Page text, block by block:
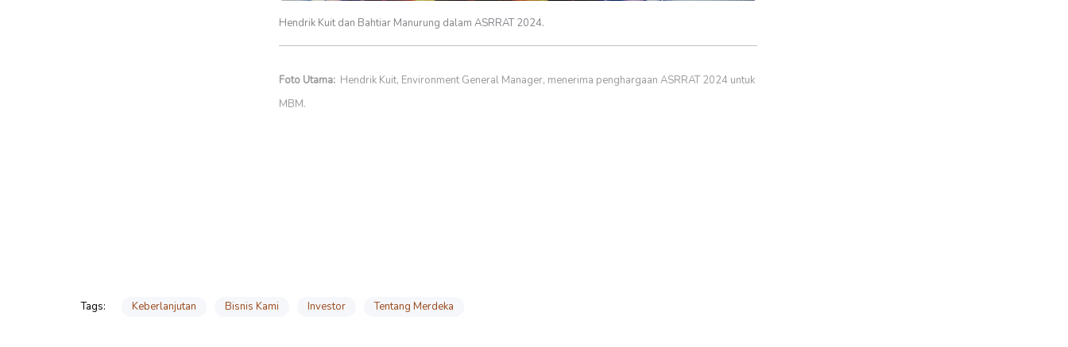
Hendrik Kuit dan Bahtiar Manurung dalam ASRRAT 2024.
Foto Utama: Hendrik Kuit, Environment General Manager, menerima penghargaan ASRRAT 2024 untuk
MBM.
Tags: Keberlanjutan Bisnis Kami Investor Tentang Merdeka